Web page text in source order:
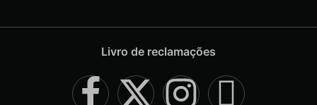
Livro de reclamações